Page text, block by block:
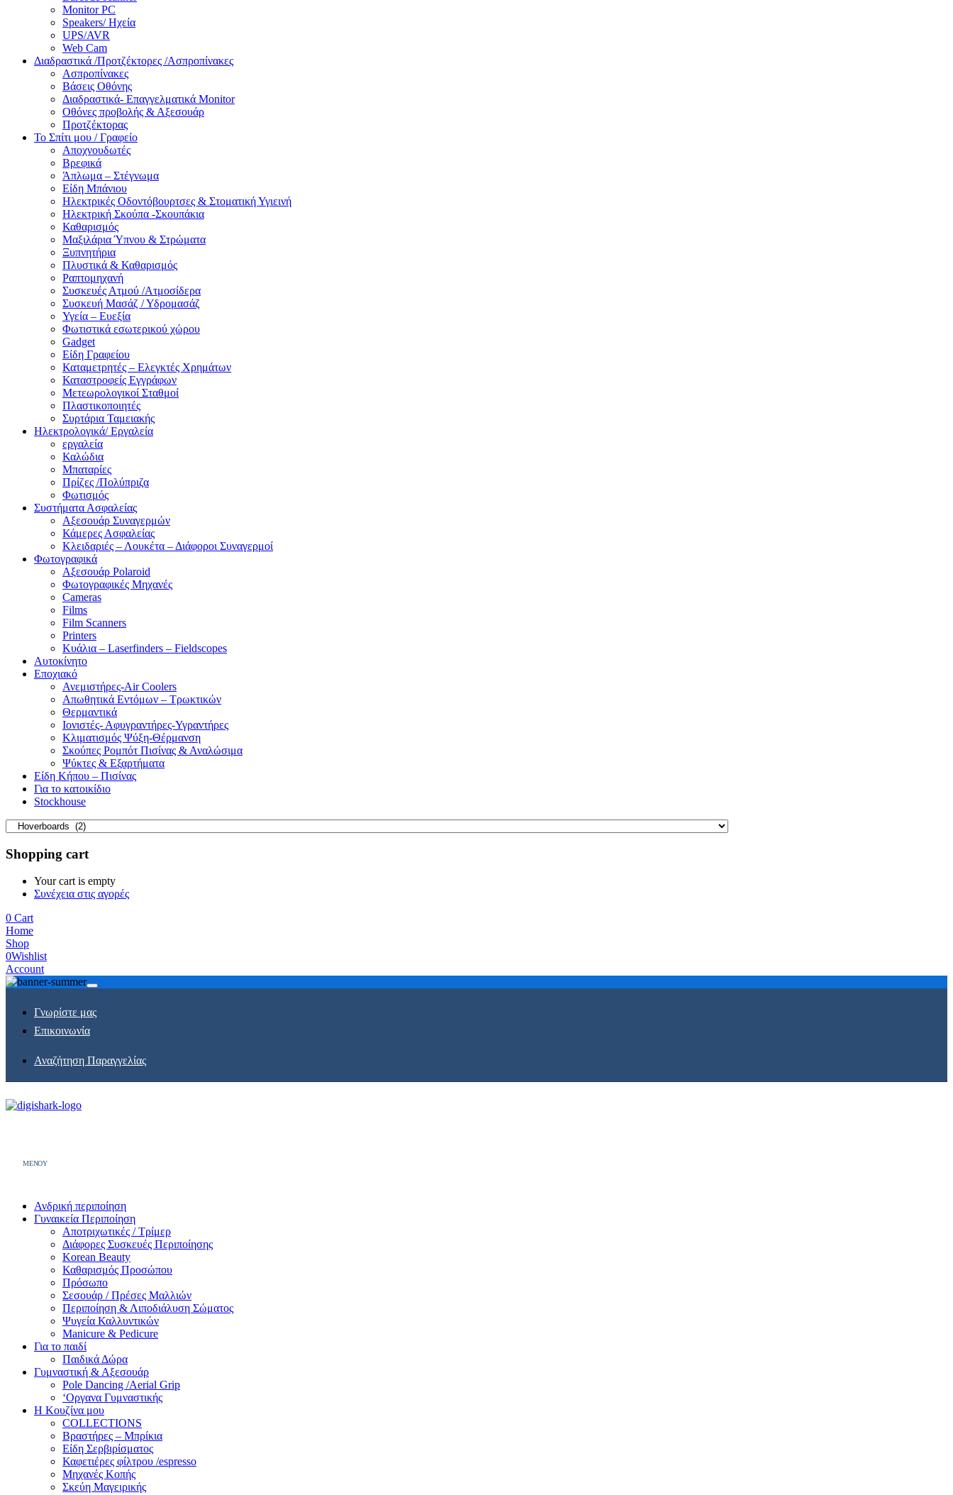
Monitor PC
Speakers/ Ηχεία
UPS/AVR
Web Cam
Διαδραστικά /Προτζέκτορες /Ασπροπίνακες
Ασπροπίνακες
Βάσεις Οθόνης
Διαδραστικά- Επαγγελματικά Monitor
Οθόνες προβολής & Αξεσουάρ
Προτζέκτορας
Το Σπίτι μου / Γραφείο
Αποχνουδωτές
Βρεφικά
Άπλωμα – Στέγνωμα
Είδη Μπάνιου
Ηλεκτρικές Οδοντόβουρτσες & Στοματική Υγιεινή
Ηλεκτρική Σκούπα -Σκουπάκια
Καθαρισμός
Μαξιλάρια Ύπνου & Στρώματα
Ξυπνητήρια
Πλυστικά & Καθαρισμός
Ραπτομηχανή
Συσκευές Ατμού /Ατμοσίδερα
Συσκευή Μασάζ / Υδρομασάζ
Υγεία – Ευεξία
Φωτιστικά εσωτερικού χώρου
Gadget
Είδη Γραφείου
Καταμετρητές – Ελεγκτές Χρημάτων
Καταστροφείς Εγγράφων
Μετεωρολογικοί Σταθμοί
Πλαστικοποιητές
Συρτάρια Ταμειακής
Ηλεκτρολογικά/ Εργαλεία
εργαλεία
Καλώδια
Μπαταρίες
Πρίζες /Πολύπριζα
Φωτισμός
Συστήματα Ασφαλείας
Αξεσουάρ Συναγερμών
Κάμερες Ασφαλείας
Κλειδαριές – Λουκέτα – Διάφοροι Συναγερμοί
Φωτογραφικά
Αξεσουάρ Polaroid
Φωτογραφικές Μηχανές
Cameras
Films
Film Scanners
Printers
Κυάλια – Laserfinders – Fieldscopes
Αυτοκίνητο
Εποχιακό
Ανεμιστήρες-Air Coolers
Απωθητικά Εντόμων – Τρωκτικών
Θερμαντικά
Ιονιστές- Αφυγραντήρες-Υγραντήρες
Κλιματισμός Ψύξη-Θέρμανση
Σκούπες Ρομπότ Πισίνας & Αναλώσιμα
Ψύκτες & Εξαρτήματα
Είδη Κήπου – Πισίνας
Για το κατοικίδιο
Stockhouse
Shopping cart
Your cart is empty
Συνέχεια στις αγορές
0 Cart
Home
Shop
0Wishlist
Account
Γνωρίστε μας
Επικοινωνία
Αναζήτηση Παραγγελίας
MENOY
Ανδρική περιποίηση
Γυναικεία Περιποίηση
Αποτριχωτικές / Τρίμερ
Διάφορες Συσκευές Περιποίησης
Korean Beauty
Καθαρισμός Προσώπου
Πρόσωπο
Σεσουάρ / Πρέσες Μαλλιών
Περιποίηση & Λιποδιάλυση Σώματος
Ψυγεία Καλλυντικών
Manicure & Pedicure
Για το παιδί
Παιδικά Δώρα
Γυμναστική & Αξεσουάρ
Pole Dancing /Aerial Grip
‘Οργανα Γυμναστικής
Η Κουζίνα μου
COLLECTIONS
Βραστήρες – Μπρίκια
Είδη Σερβιρίσματος
Καφετιέρες φίλτρου /espresso
Μηχανές Κοπής
Σκεύη Μαγειρικής